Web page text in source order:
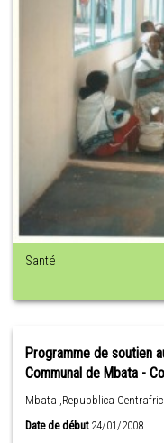
Santé
Programme de soutien
Communal de Mbata -
Mbata ,Repubblica
Date de début24/01/2008